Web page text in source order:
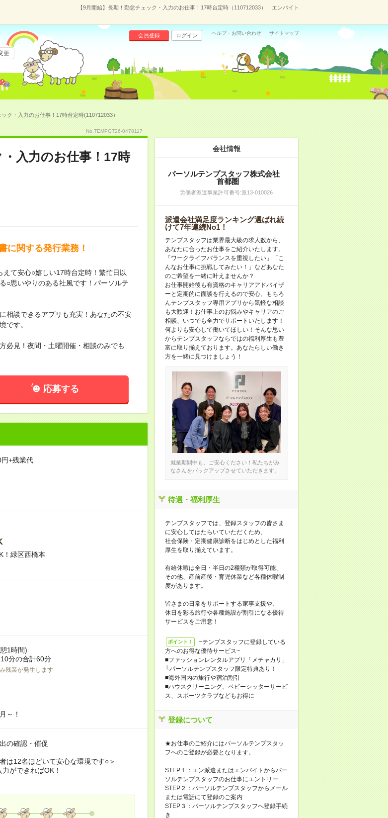
【9月開始】長期！勤怠チェック・入力のお仕事！17時台定時（110712033）｜エンバイト
会員登録 ログイン ヘルプ・お問い合わせ サイトマップ
更
ク・入力のお仕事！17時台定時(110712033）
No.TEMPGT26-0478117
・入力のお仕事！17時
に関する発行業務！
て安心○嬉しい17時台定時！繁忙日以
思いやりのある社風です！パーソルテ
相談できるアプリも充実！あなたの不安
です。
必見！夜間・土曜開催・相談のみでも
応募する
+残業代
緑区西橋本
1時間)
分の合計60分
残業が発生します
～！
の確認・催促
は12名ほどいて安心な環境です○＞
ができればOK！
会社情報
パーソルテンプスタッフ株式会社
首都圏
労働者派遣事業許可番号:派13-010026
派遣会社満足度ランキング選ばれ続
けて7年連続No1！
テンプスタッフは業界最大級の求人数から、
あなたに合ったお仕事をご紹介いたします。
「ワークライフバランスを重視したい」「こ
んなお仕事に挑戦してみたい！」などあなた
のご希望を一緒に叶えませんか？
お仕事開始後も有資格のキャリアアドバイザ
ーと定期的に面談を行えるので安心。もちろ
んテンプスタッフ専用アプリから気軽な相談
も大歓迎！お仕事上のお悩みやキャリアのご
相談、いつでも全力でサポートいたします！
何よりも安心して働いてほしい！そんな思い
からテンプスタッフならではの福利厚生も豊
富に取り揃えております。あなたらしい働き
方を一緒に見つけましょう！
就業期間中も、ご安心ください！私たちがみ
なさんをバックアップさせていただきます。
待遇・福利厚生
テンプスタッフでは、登録スタッフの皆さま
に安心してはたらいていただくため、
社会保険・定期健康診断をはじめとした福利
厚生を取り揃えています。
有給休暇は全日・半日の2種類が取得可能、
その他、産前産後・育児休業など各種休暇制
度があります。
皆さまの日常をサポートする家事支援や、
休日を彩る旅行や各種施設が割引になる優待
サービスをご用意！
ポイント！
~テンプスタッフに登録している
方へのお得な優待サービス~
■ファッションレンタルアプリ「メチャカリ」
└パーソルテンプスタッフ限定特典あり！
■海外国内の旅行や宿泊割引
■ハウスクリーニング、ベビーシッターサービ
ス、スポーツクラブなどもお得に
登録について
★お仕事のご紹介にはパーソルテンプスタッ
フへのご登録が必要となります。
STEP１：エン派遣またはエンバイトからパー
ソルテンプスタッフのお仕事にエントリー
STEP２：パーソルテンプスタッフからメール
または電話にて登録のご案内
STEP３：パーソルテンプスタッフへ登録手続
き